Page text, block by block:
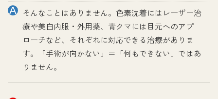
そんなことはありません。色素沈着にはレーザー治
療や美白内服・外用薬、青クマには目元へのアプ
ローチなど、それぞれに対応できる治療がありま
す。「手術が向かない」＝「何もできない」ではあ
りません。